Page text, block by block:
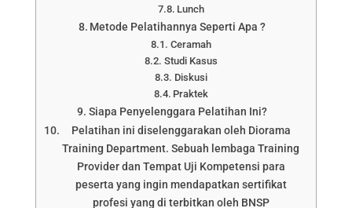
Lunch
Metode Pelatihannya Seperti Apa ?
Ceramah
Studi Kasus
Diskusi
Praktek
Siapa Penyelenggara Pelatihan Ini?
Pelatihan ini diselenggarakan oleh Diorama
Training Department. Sebuah lembaga Training
Provider dan Tempat Uji Kompetensi para
peserta yang ingin mendapatkan sertifikat
profesi yang di terbitkan oleh BNSP